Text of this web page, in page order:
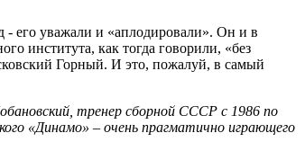
его уважали и «аплодировали». Он и в
института, как тогда говорили, «без
Горный. И это, пожалуй, в самый
тренер сборной СССР с 1986 по
«Динамо» – очень прагматично играющего